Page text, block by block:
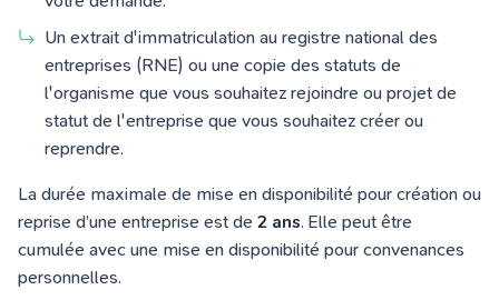
Un extrait d'immatriculation au registre national des
entreprises (RNE) ou une copie des statuts de
l'organisme que vous souhaitez rejoindre ou projet de
statut de l'entreprise que vous souhaitez créer ou
reprendre.
La durée maximale de mise en disponibilité pour création ou
reprise d’une entreprise est de 2 ans. Elle peut être
cumulée avec une mise en disponibilité pour convenances
personnelles.